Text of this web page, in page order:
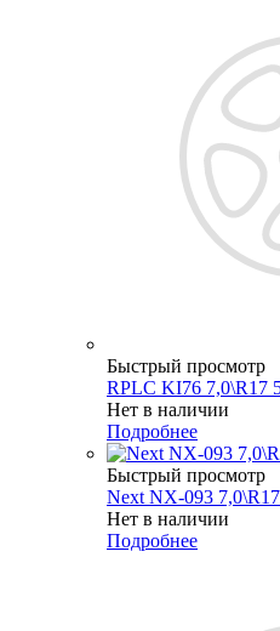
Быстрый просмотр
RPLC KI76 7,0\R17
Нет в наличии
Подробнее
Быстрый просмотр
Next NX-093
Нет в наличии
Подробнее